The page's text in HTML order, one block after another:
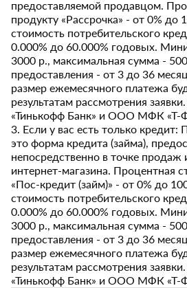
предоставляемой продавцом.
продукту «Рассрочка» - от 0% до
стоимость потребительского
0.000% до 60.000% годовых.
3000 р., максимальная сумма -
предоставления - от 3 до 36
размер ежемесячного платежа
результатам рассмотрения
«Тинькофф Банк» и ООО МФК «Т-
3. Если у вас есть только кредит:
это форма кредита (займа),
непосредственно в точке продаж
интернет-магазина. Процентная
«Пос-кредит (займ)» - от 0% до
стоимость потребительского
0.000% до 60.000% годовых.
3000 р., максимальная сумма -
предоставления - от 3 до 36
размер ежемесячного платежа
результатам рассмотрения
«Тинькофф Банк» и ООО МФК «Т-